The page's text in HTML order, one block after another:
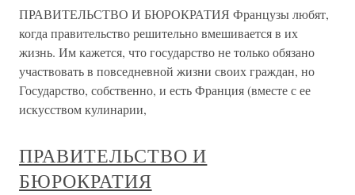
ПРАВИТЕЛЬСТВО И БЮРОКРАТИЯ Французы любят,
когда правительство решительно вмешивается в их
жизнь. Им кажется, что государство не только обязано
участвовать в повседневной жизни своих граждан, но
Государство, собственно, и есть Франция (вместе с ее
искусством кулинарии,
ПРАВИТЕЛЬСТВО И
БЮРОКРАТИЯ